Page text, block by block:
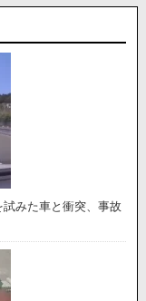
試みた車と衝突、事故